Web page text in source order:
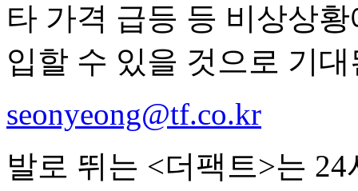
타 가격 급등 등 비상상
입할 수 있을 것으로 기
seonyeong@tf.co.kr
발로 뛰는 <더팩트>는